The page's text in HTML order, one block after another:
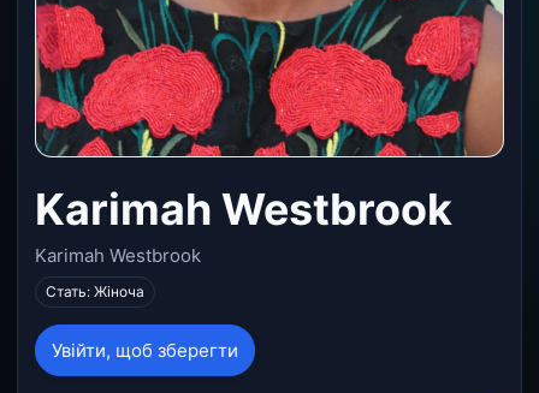
Karimah Westbrook
Karimah Westbrook
Стать: Жіноча
Увійти, щоб зберегти